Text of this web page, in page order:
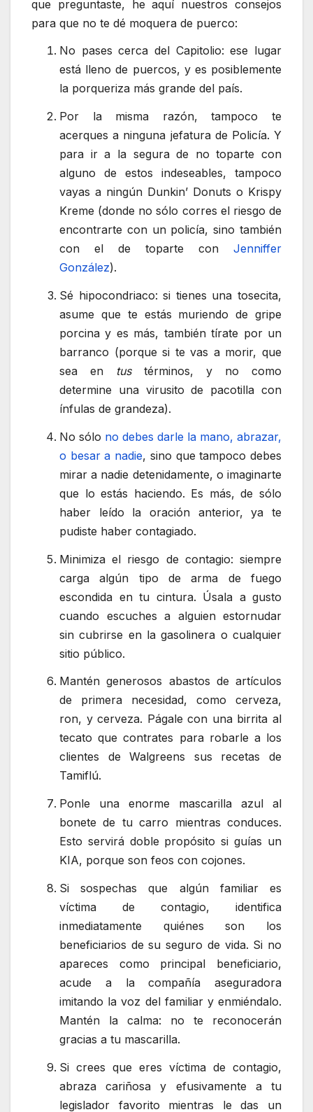
que preguntaste, he aquí nuestros consejos
para que no te dé moquera de puerco:
No pases cerca del Capitolio: ese lugar
está lleno de puercos, y es posiblemente
la porqueriza más grande del país.
Por la misma razón, tampoco te
acerques a ninguna jefatura de Policía. Y
para ir a la segura de no toparte con
alguno de estos indeseables, tampoco
vayas a ningún Dunkin’ Donuts o Krispy
Kreme (donde no sólo corres el riesgo de
encontrarte con un policía, sino también
con el de toparte con Jenniffer
González).
Sé hipocondriaco: si tienes una tosecita,
asume que te estás muriendo de gripe
porcina y es más, también tírate por un
barranco (porque si te vas a morir, que
sea en tustérminos, y no como
determine una virusito de pacotilla con
ínfulas de grandeza).
No sólo no debes darle la mano, abrazar,
o besar a nadie, sino que tampoco debes
mirar a nadie detenidamente, o imaginarte
que lo estás haciendo. Es más, de sólo
haber leído la oración anterior, ya te
pudiste haber contagiado.
Minimiza el riesgo de contagio: siempre
carga algún tipo de arma de fuego
escondida en tu cintura. Úsala a gusto
cuando escuches a alguien estornudar
sin cubrirse en la gasolinera o cualquier
sitio público.
Mantén generosos abastos de artículos
de primera necesidad, como cerveza,
ron, y cerveza. Págale con una birrita al
tecato que contrates para robarle a los
clientes de Walgreens sus recetas de
Tamiflú.
Ponle una enorme mascarilla azul al
bonete de tu carro mientras conduces.
Esto servirá doble propósito si guías un
KIA, porque son feos con cojones.
Si sospechas que algún familiar es
víctima de contagio, identifica
inmediatamente quiénes son los
beneficiarios de su seguro de vida. Si no
apareces como principal beneficiario,
acude a la compañía aseguradora
imitando la voz del familiar y enmiéndalo.
Mantén la calma: no te reconocerán
gracias a tu mascarilla.
Si crees que eres víctima de contagio,
abraza cariñosa y efusivamente a tu
legislador favorito mientras le das un